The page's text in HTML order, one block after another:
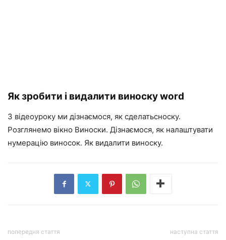
Як зробити і видалити виноску word
З відеоуроку ми дізнаємося, як сделатьсноску.
Розглянемо вікно Виноски. Дізнаємося, як налаштувати
нумерацію виносок. Як видалити виноску.
попередня стаття наступна стаття